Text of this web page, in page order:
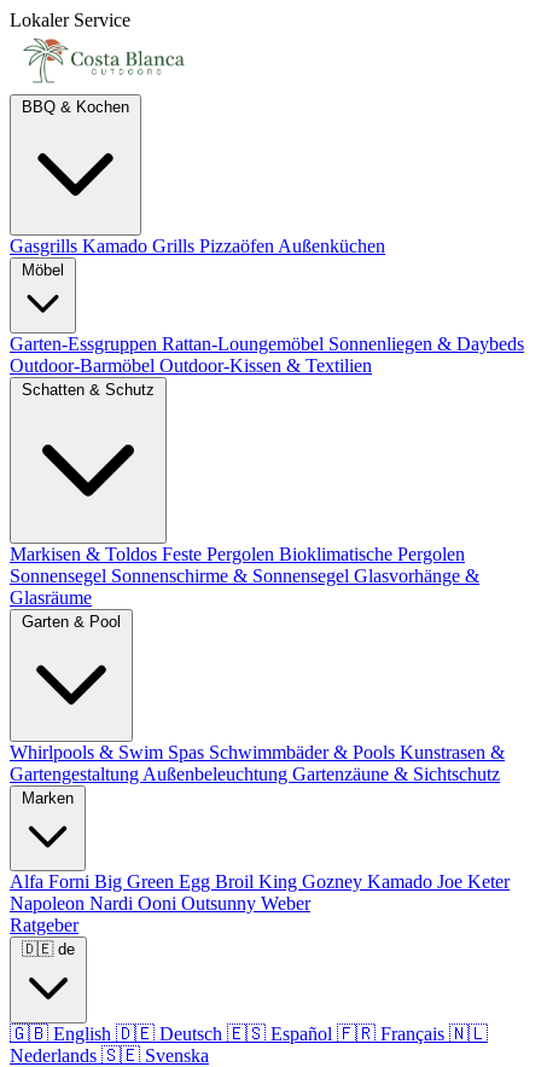
Lokaler Service
Gasgrills Kamado Grills Pizzaöfen Außenküchen
Garten-Essgruppen Rattan-Loungemöbel Sonnenliegen & Daybeds
Outdoor-Barmöbel Outdoor-Kissen & Textilien
Markisen & Toldos Feste Pergolen Bioklimatische Pergolen
Sonnensegel Sonnenschirme & Sonnensegel Glasvorhänge &
Glasräume
Whirlpools & Swim Spas Schwimmbäder & Pools Kunstrasen &
Gartengestaltung Außenbeleuchtung Gartenzäune & Sichtschutz
Alfa Forni Big Green Egg Broil King Gozney Kamado Joe Keter
Napoleon Nardi Ooni Outsunny Weber
Ratgeber
🇩🇪 de
🇬🇧 English 🇩🇪 Deutsch 🇪🇸 Español 🇫🇷 Français 🇳🇱
Nederlands 🇸🇪 Svenska